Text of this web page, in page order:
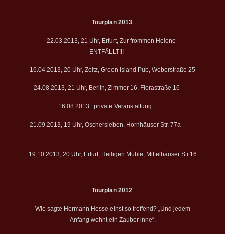
Tourplan 2013
22.03.2013, 21 Uhr, Erfurt, Zur frommen Helene
ENTFÄLLT!!!
16.04.2013, 20 Uhr, Zeitz, Green Island Pub, Weberstraße 25
24.08.2013, 21 Uhr, Berlin, Zimmer 16. Florastraße 16
16.08.2013 private Veranstaltung
21.09.2013, 19 Uhr, Oschersleben, Hornhäuser Str. 77a
19.10.2013, 20 Uhr, Erfurt, Heiligen Mühle, Mittelhäuser Str.16
Tourplan 2012
Wie sagte Hermann Hesse einst so treffend? „Und jedem
Anfang wohnt ein Zauber inne“.